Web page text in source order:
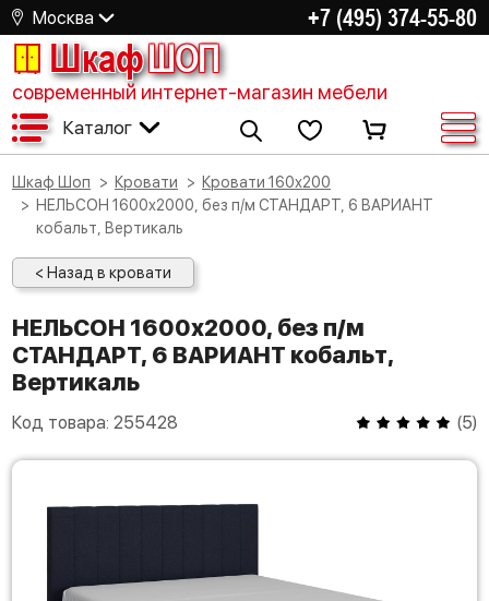
Москва +7 (495) 374-55-80
ШкафШОП
современный интернет-магазин мебели
Каталог
Шкаф Шоп Кровати
Кровати 160х200
НЕЛЬСОН 1600х2000, без п/м СТАНДАРТ, 6 ВАРИАНТ
кобальт, Вертикаль
< Назад в кровати
НЕЛЬСОН 1600х2000, без п/м
СТАНДАРТ, 6 ВАРИАНТ кобальт,
Вертикаль
Код товара: 255428 (5)